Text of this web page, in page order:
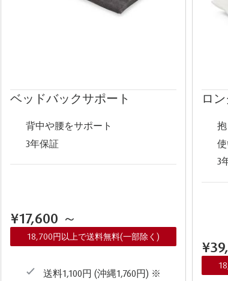
ベッドバックサポート
背中や腰をサポート
3年保証
¥17,600 ～
18,700円以上で送料無料(一部除く)
送料1,100円 (沖縄1,760円) ※
ロ
3